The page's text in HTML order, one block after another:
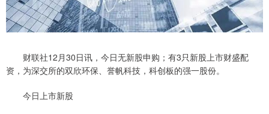
财联社12月30日讯，今日无新股申购；有3只新股上市财盛配
资，为深交所的双欣环保、誉帆科技，科创板的强一股份。
今日上市新股